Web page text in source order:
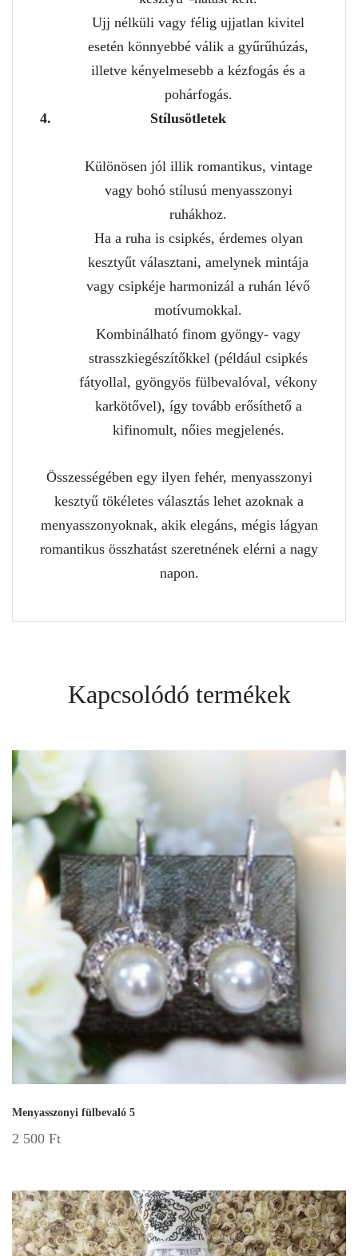
Ujj nélküli vagy félig ujjatlan kivitel
esetén könnyebbé válik a gyűrűhúzás,
illetve kényelmesebb a kézfogás és a
pohárfogás.
Stílusötletek
Különösen jól illik romantikus, vintage
vagy bohó stílusú menyasszonyi
ruhákhoz.
Ha a ruha is csipkés, érdemes olyan
kesztyűt választani, amelynek mintája
vagy csipkéje harmonizál a ruhán lévő
motívumokkal.
Kombinálható finom gyöngy- vagy
strasszkiegészítőkkel (például csipkés
fátyollal, gyöngyös fülbevalóval, vékony
karkötővel), így tovább erősíthető a
kifinomult, nőies megjelenés.
Összességében egy ilyen fehér, menyasszonyi
kesztyű tökéletes választás lehet azoknak a
menyasszonyoknak, akik elegáns, mégis lágyan
romantikus összhatást szeretnének elérni a nagy
napon.
Kapcsolódó termékek
Menyasszonyi fülbevaló 5
2 500 Ft